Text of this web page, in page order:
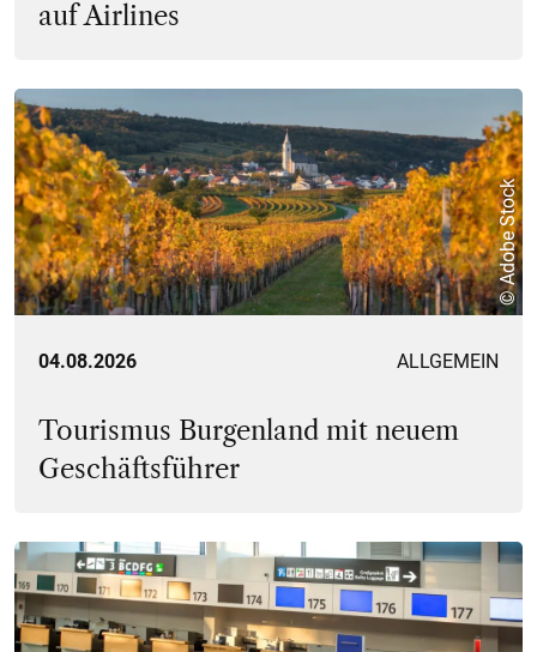
auf Airlines
© Adobe Stock
04.08.2026 ALLGEMEIN
Tourismus Burgenland mit neuem
Geschäftsführer